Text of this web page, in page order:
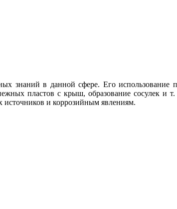
знаний в данной сфере. Его использование
пластов с крыш, образование сосулек и
источников и коррозийным явлениям.